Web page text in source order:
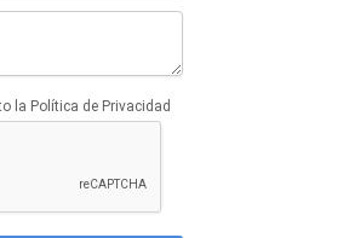
la Política de Privacidad